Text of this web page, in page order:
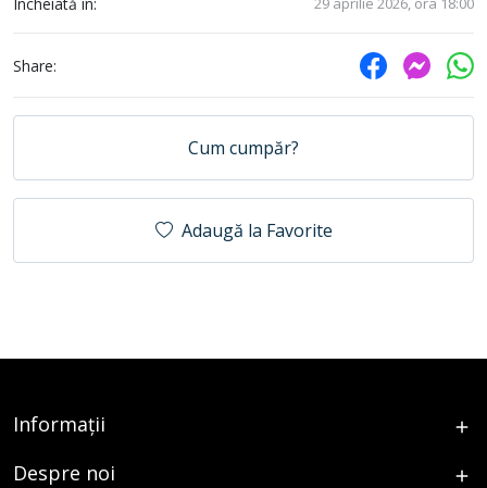
Share:
Cum cumpăr?
Adaugă la Favorite
Informații
Despre noi